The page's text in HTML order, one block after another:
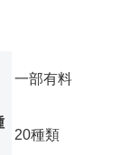
一部有料
20種類